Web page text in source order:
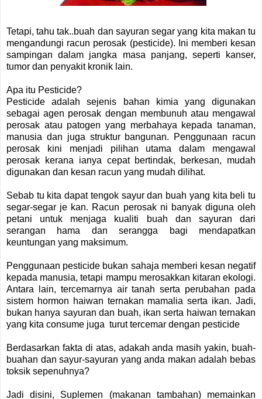
Tetapi, tahu tak..buah dan sayuran segar yang kita makan tu
mengandungi racun perosak (pesticide). Ini memberi kesan
sampingan dalam jangka masa panjang, seperti kanser,
tumor dan penyakit kronik lain.
Apa itu Pesticide?
Pesticide adalah sejenis bahan kimia yang digunakan
sebagai agen perosak dengan membunuh atau mengawal
perosak atau patogen yang merbahaya kepada tanaman,
manusia dan juga struktur bangunan. Penggunaan racun
perosak kini menjadi pilihan utama dalam mengawal
perosak kerana ianya cepat bertindak, berkesan, mudah
digunakan dan kesan racun yang mudah dilihat.
Sebab tu kita dapat tengok sayur dan buah yang kita beli tu
segar-segar je kan. Racun perosak ni banyak diguna oleh
petani untuk menjaga kualiti buah dan sayuran dari
serangan hama dan serangga bagi mendapatkan
keuntungan yang maksimum.
Penggunaan pesticide bukan sahaja memberi kesan negatif
kepada manusia, tetapi mampu merosakkan kitaran ekologi.
Antara lain, tercemarnya air tanah serta perubahan pada
sistem hormon haiwan ternakan mamalia serta ikan. Jadi,
bukan hanya sayuran dan buah, ikan serta haiwan ternakan
yang kita consume juga turut tercemar dengan pesticide
Berdasarkan fakta di atas, adakah anda masih yakin, buah-
buahan dan sayur-sayuran yang anda makan adalah bebas
toksik sepenuhnya?
Jadi disini, Suplemen (makanan tambahan) memainkan